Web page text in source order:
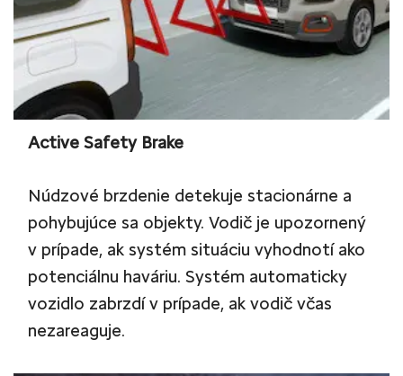
Active Safety Brake
Núdzové brzdenie detekuje stacionárne a
pohybujúce sa objekty. Vodič je upozornený
v prípade, ak systém situáciu vyhodnotí ako
potenciálnu haváriu. Systém automaticky
vozidlo zabrzdí v prípade, ak vodič včas
nezareaguje.